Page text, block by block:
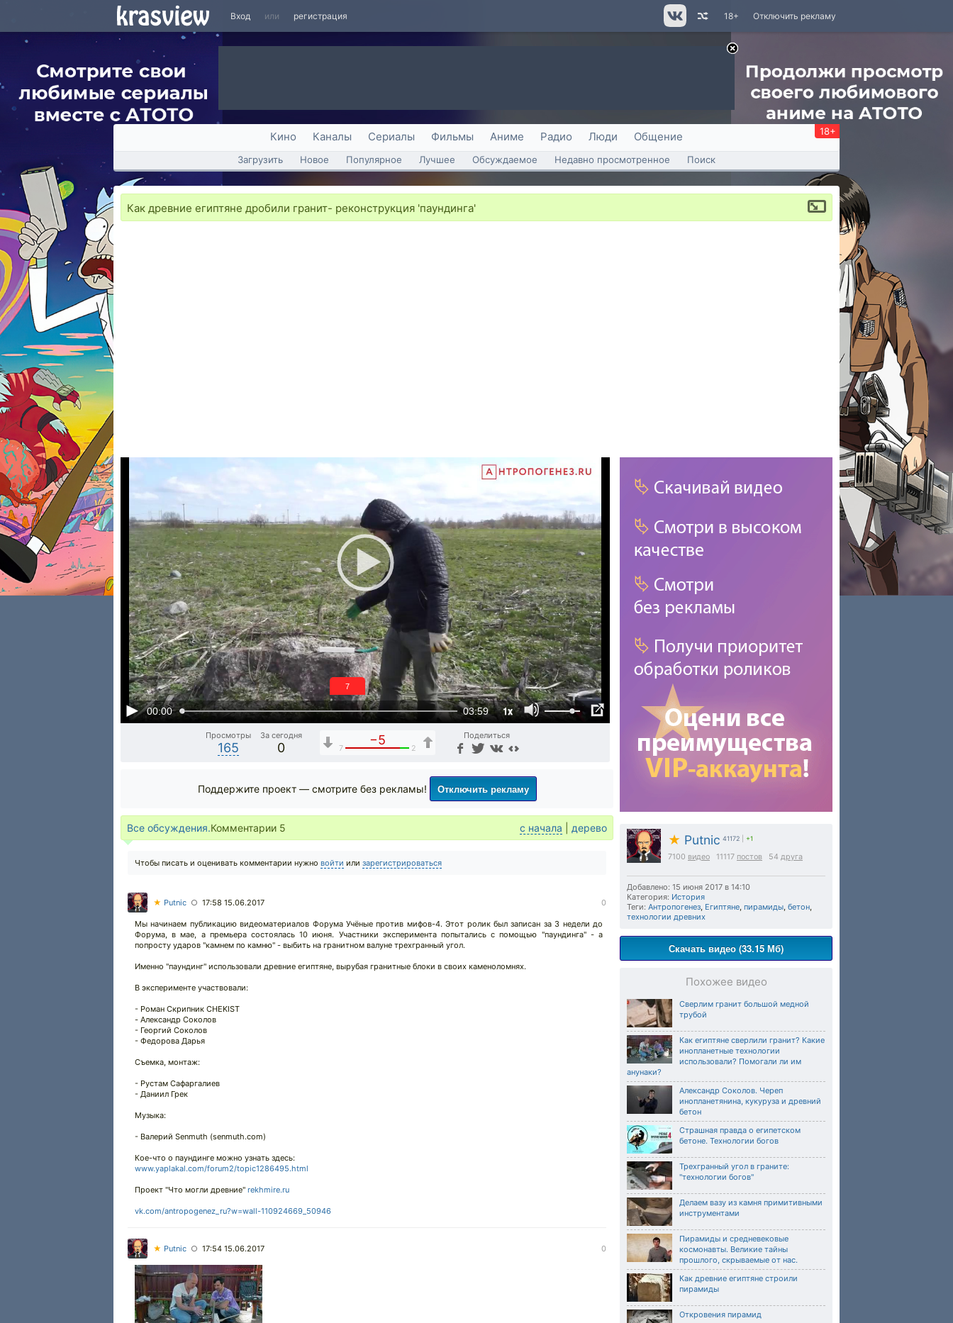
Вход или регистрация Отключить рекламу
18+
Кино Каналы Сериалы Фильмы Аниме Радио Люди Общение 18+
Загрузить Новое Популярное Лучшее Обсуждаемое Недавно просмотренное Поиск
Как древние египтяне дробили гранит- реконструкция 'паундинга'
00:00 03:59 1x
6
Просмотры
165
За сегодня
0
−5
7 2
Поделиться
★ Putnic 41172 +1
7100 видео 11117 постов 54 друга
Добавлено: 15 июня 2017 в 14:10
Категория: История
Теги: Антропогенез, Египтяне, пирамиды, бетон,
технологии древних
Скачать видео (33.15 Мб)
Похожее видео
Сверлим гранит большой медной
трубой
Как египтяне сверлили гранит? Какие
инопланетные технологии
использовали? Помогали ли им
анунаки?
Александр Соколов. Череп
инопланетянина, кукуруза и древний
бетон
Страшная правда о египетском
бетоне. Технологии богов
Трехгранный угол в граните:
"технологии богов"
Делаем вазу из камня примитивными
инструментами
Пирамиды и средневековые
космонавты. Великие тайны
прошлого, скрываемые от нас.
Как древние египтяне строили
пирамиды
Откровения пирамид
Поддержите проект — смотрите без рекламы! Отключить рекламу
Все обсуждения.Комментарии 5 с начала дерево
Чтобы писать и оценивать комментарии нужно войти или зарегистрироваться
★ Putnic ○ 17:58 15.06.2017 0
Мы начинаем публикацию видеоматериалов Форума Учёные против мифов-4. Этот ролик был записан за 3 недели до
Форума, в мае, а премьера состоялась 10 июня. Участники эксперимента попытались с помощью "паундинга" - а
попросту ударов "камнем по камню" - выбить на гранитном валуне трехгранный угол.
Именно "паундинг" использовали древние египтяне, вырубая гранитные блоки в своих каменоломнях.
В эксперименте участвовали:
- Роман Скрипник CHEKIST
- Александр Соколов
- Георгий Соколов
- Федорова Дарья
Съемка, монтаж:
- Рустам Сафаргалиев
- Даниил Грек
Музыка:
- Валерий Senmuth (senmuth.com)
Кое-что о паундинге можно узнать здесь:
www.yaplakal.com/forum2/topic1286495.html
Проект "Что могли древние" rekhmire.ru
vk.com/antropogenez_ru?w=wall-110924669_50946
★ Putnic ○ 17:54 15.06.2017 0